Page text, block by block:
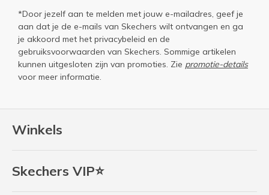
Winkels
Skechers VIP⭐
*Door jezelf aan te melden met jouw e-mailadres, geef je
aan dat je de e-mails van Skechers wilt ontvangen en ga
je akkoord met het privacybeleid en de
gebruiksvoorwaarden van Skechers. Sommige artikelen
kunnen uitgesloten zijn van promoties. Zie promotie-details
voor meer informatie.